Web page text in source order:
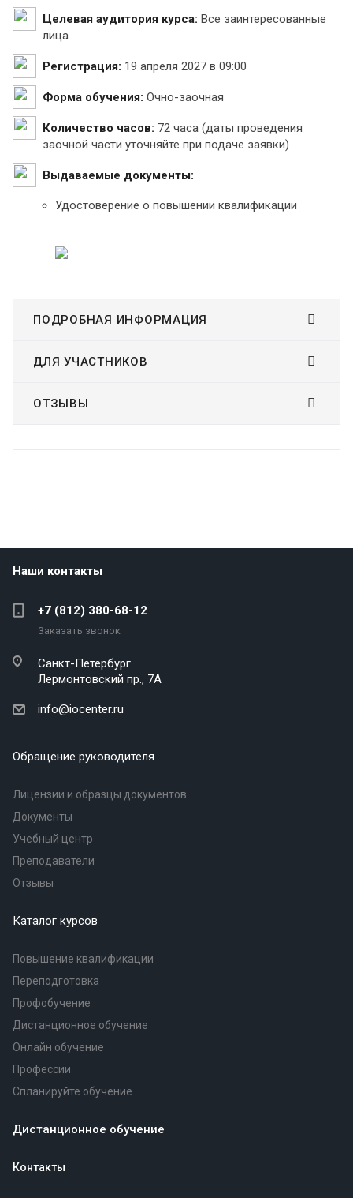
Целевая аудитория курса: Все заинтересованные
лица
Регистрация: 19 апреля 2027 в 09:00
Форма обучения: Очно-заочная
Количество часов: 72 часа (даты проведения
заочной части уточняйте при подаче заявки)
Выдаваемые документы:
Удостоверение о повышении квалификации
ПОДРОБНАЯ ИНФОРМАЦИЯ
ДЛЯ УЧАСТНИКОВ
ОТЗЫВЫ
Наши контакты
+7 (812) 380-68-12
Заказать звонок
Санкт-Петербург
Лермонтовский пр., 7А
info@iocenter.ru
Обращение руководителя
Лицензии и образцы документов
Документы
Учебный центр
Преподаватели
Отзывы
Каталог курсов
Повышение квалификации
Переподготовка
Профобучение
Дистанционное обучение
Онлайн обучение
Профессии
Спланируйте обучение
Дистанционное обучение
Контакты